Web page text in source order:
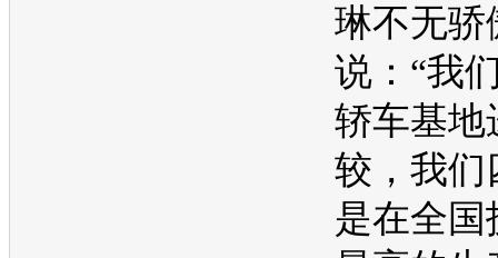
琳不无骄
说：“我
轿车基地
较，我们
是在全国